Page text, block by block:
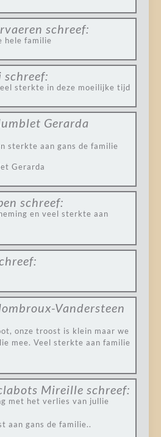
schreef:
hele familie
schreef:
sterkte in deze moeilijke tijd
Gerarda
sterkte aan gans de familie
Gerarda
schreef:
en veel sterkte aan
Vandersteen
onze troost is klein maar we
mee. Veel sterkte aan familie
Mireille schreef:
met het verlies van jullie
aan gans de familie..